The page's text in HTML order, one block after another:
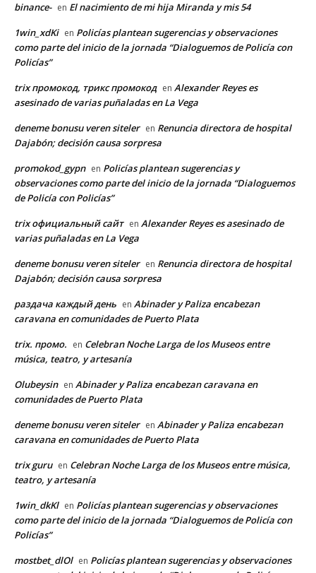
binance- en El nacimiento de mi hija Miranda y mis 54
1win_xdKi en Policías plantean sugerencias y observaciones
como parte del inicio de la jornada “Dialoguemos de Policía con
Policías”
trix промокод, трикс промокод en Alexander Reyes es
asesinado de varias puñaladas en La Vega
deneme bonusu veren siteler en Renuncia directora de hospital
Dajabón; decisión causa sorpresa
promokod_gypn en Policías plantean sugerencias y
observaciones como parte del inicio de la jornada “Dialoguemos
de Policía con Policías”
trix официальный сайт en Alexander Reyes es asesinado de
varias puñaladas en La Vega
deneme bonusu veren siteler en Renuncia directora de hospital
Dajabón; decisión causa sorpresa
раздача каждый день en Abinader y Paliza encabezan
caravana en comunidades de Puerto Plata
trix. промо. en Celebran Noche Larga de los Museos entre
música, teatro, y artesanía
Olubeysin en Abinader y Paliza encabezan caravana en
comunidades de Puerto Plata
deneme bonusu veren siteler en Abinader y Paliza encabezan
caravana en comunidades de Puerto Plata
trix guru en Celebran Noche Larga de los Museos entre música,
teatro, y artesanía
1win_dkKl en Policías plantean sugerencias y observaciones
como parte del inicio de la jornada “Dialoguemos de Policía con
Policías”
mostbet_dlOl en Policías plantean sugerencias y observaciones